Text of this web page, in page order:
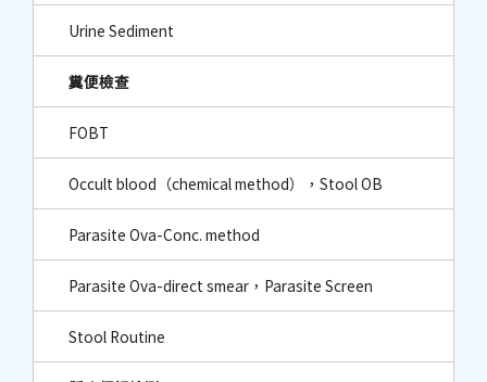
Urine Sediment
糞便檢查
FOBT
Occult blood（chemical method），Stool OB
Parasite Ova-Conc. method
Parasite Ova-direct smear，Parasite Screen
Stool Routine